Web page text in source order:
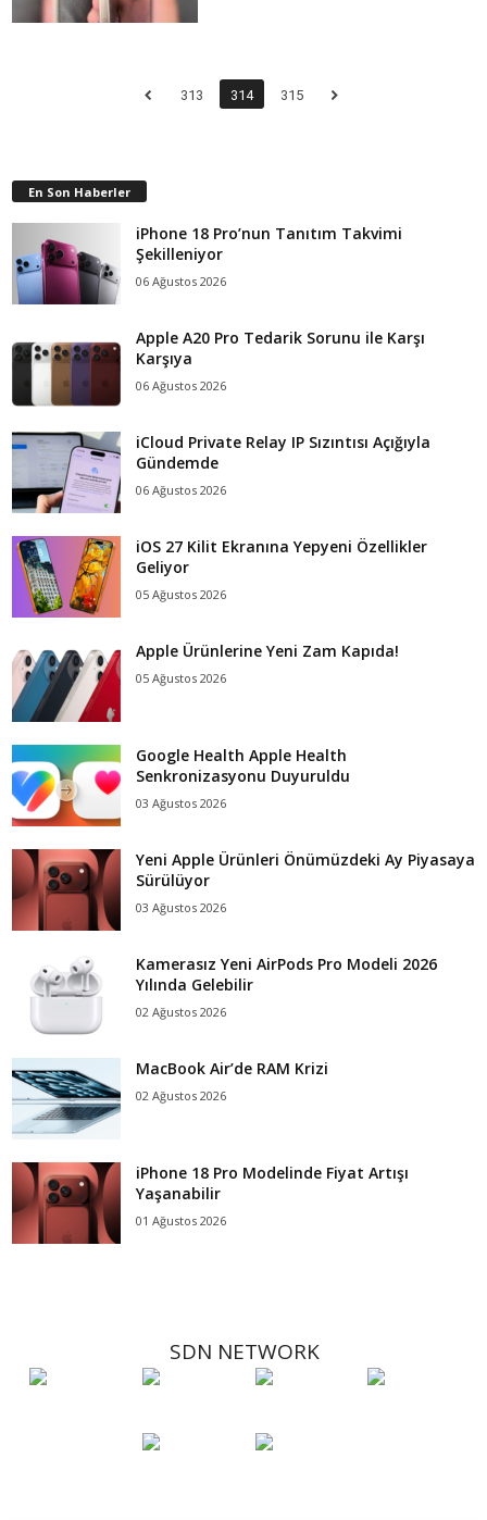
313 314 315
En Son Haberler
iPhone 18 Pro’nun Tanıtım Takvimi
Şekilleniyor
06 Ağustos 2026
Apple A20 Pro Tedarik Sorunu ile Karşı
Karşıya
06 Ağustos 2026
iCloud Private Relay IP Sızıntısı Açığıyla
Gündemde
06 Ağustos 2026
iOS 27 Kilit Ekranına Yepyeni Özellikler
Geliyor
05 Ağustos 2026
Apple Ürünlerine Yeni Zam Kapıda!
05 Ağustos 2026
Google Health Apple Health
Senkronizasyonu Duyuruldu
03 Ağustos 2026
Yeni Apple Ürünleri Önümüzdeki Ay Piyasaya
Sürülüyor
03 Ağustos 2026
Kamerasız Yeni AirPods Pro Modeli 2026
Yılında Gelebilir
02 Ağustos 2026
MacBook Air’de RAM Krizi
02 Ağustos 2026
iPhone 18 Pro Modelinde Fiyat Artışı
Yaşanabilir
01 Ağustos 2026
SDN NETWORK